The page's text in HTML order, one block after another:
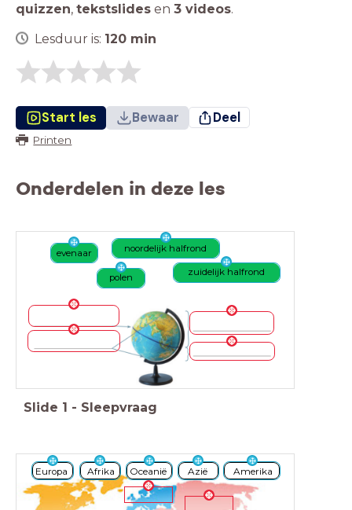
quizzen, tekstslides en 3 videos.
Lesduur is: 120 min
Start les Bewaar Deel
Printen
Onderdelen in deze les
evenaar noordelijk halfrond
zuidelijk halfrond
polen
Slide 1 - Sleepvraag
Europa Afrika Azië Amerika
Oceanië